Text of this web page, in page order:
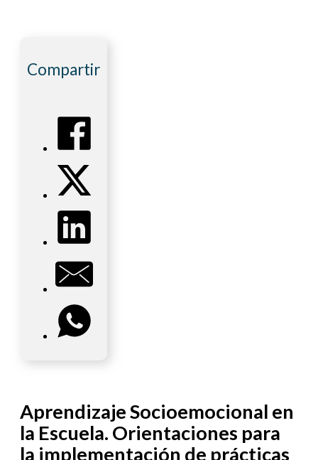
Compartir
Aprendizaje Socioemocional en
la Escuela. Orientaciones para
la implementación de prácticas